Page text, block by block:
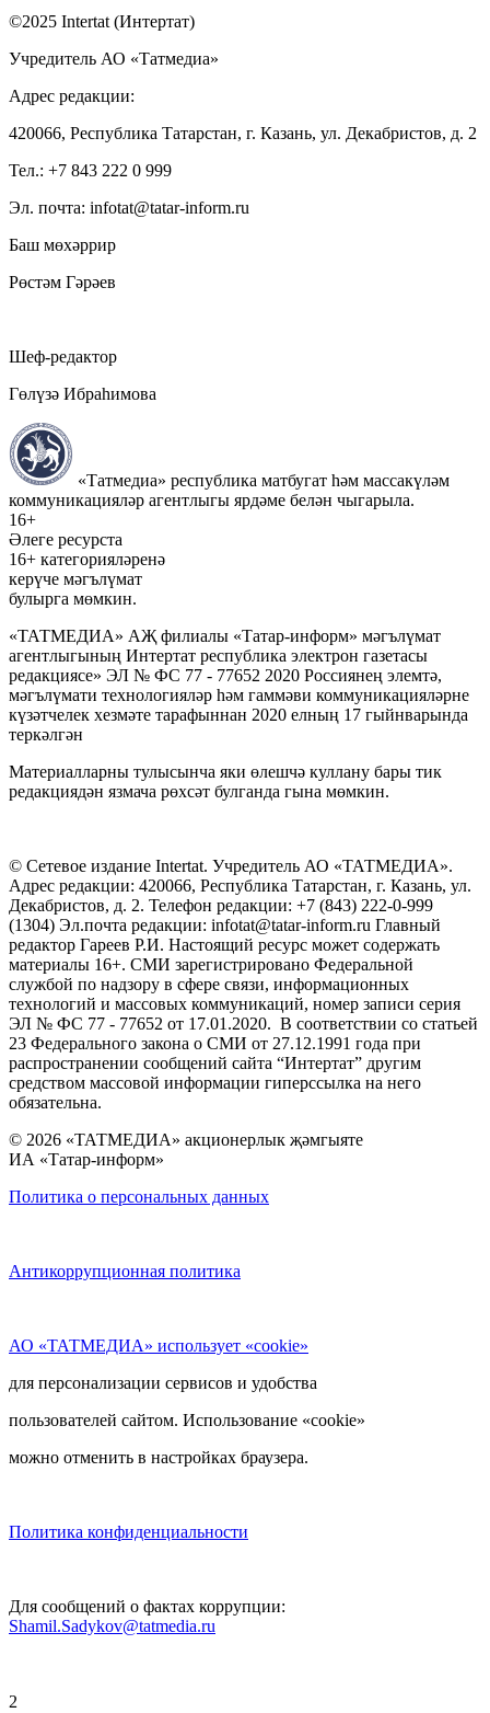
©2025 Intertat (Интертат)
Учредитель АО «Татмедиа»
Адрес редакции:
420066, Республика Татарстан, г. Казань, ул. Декабристов, д. 2
Тел.: +7 843 222 0 999
Эл. почта: infotat@tatar-inform.ru
Баш мөхәррир
Рөстәм Гәрәев
Шеф-редактор
Гөлүзә Ибраһимова
«Татмедиа» республика матбугат һәм массакүләм
коммуникацияләр агентлыгы ярдәме белән чыгарыла.
16+
Әлеге ресурста
16+ категорияләренә
керүче мәгълүмат
булырга мөмкин.
«ТАТМЕДИА» АҖ филиалы «Татар-информ» мәгълүмат
агентлыгының Интертат республика электрон газетасы
редакциясе» ЭЛ № ФС 77 - 77652 2020 Россиянең элемтә,
мәгълүмати технологияләр һәм гаммәви коммуникацияләрне
күзәтчелек хезмәте тарафыннан 2020 елның 17 гыйнварында
теркәлгән
Материалларны тулысынча яки өлешчә куллану бары тик
редакциядән язмача рөхсәт булганда гына мөмкин.
© Сетевое издание Intertat. Учредитель АО «ТАТМЕДИА».
Адрес редакции: 420066, Республика Татарстан, г. Казань, ул.
Декабристов, д. 2. Телефон редакции: +7 (843) 222-0-999
(1304) Эл.почта редакции: infotat@tatar-inform.ru Главный
редактор Гареев Р.И. Настоящий ресурс может содержать
материалы 16+. СМИ зарегистрировано Федеральной
службой по надзору в сфере связи, информационных
технологий и массовых коммуникаций, номер записи серия
ЭЛ № ФС 77 - 77652 от 17.01.2020. В соответствии со статьей
23 Федерального закона о СМИ от 27.12.1991 года при
распространении сообщений сайта “Интертат” другим
средством массовой информации гиперссылка на него
обязательна.
© 2026 «ТАТМЕДИА» акционерлык җәмгыяте
ИА «Татар-информ»
Политика о персональных данных
Антикоррупционная политика
АО «ТАТМЕДИА» использует «cookie»
для персонализации сервисов и удобства
пользователей сайтом. Использование «cookie»
можно отменить в настройках браузера.
Политика конфиденциальности
Для сообщений о фактах коррупции:
Shamil.Sadykov@tatmedia.ru
2